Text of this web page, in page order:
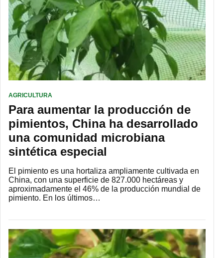
AGRICULTURA
Para aumentar la producción de
pimientos, China ha desarrollado
una comunidad microbiana
sintética especial
El pimiento es una hortaliza ampliamente cultivada en
China, con una superficie de 827.000 hectáreas y
aproximadamente el 46% de la producción mundial de
pimiento. En los últimos…